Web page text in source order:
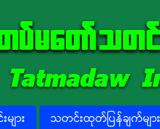
ျား သတင်းထုတ်ပြန်ချက်များ